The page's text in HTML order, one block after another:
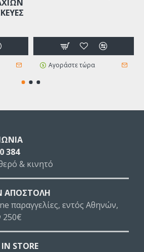
Αγοράστε τώρα
384
& κινητό
ΑΠΟΣΤΟΛΗ
παραγγελίες, εντός Αθηνών,
STORE